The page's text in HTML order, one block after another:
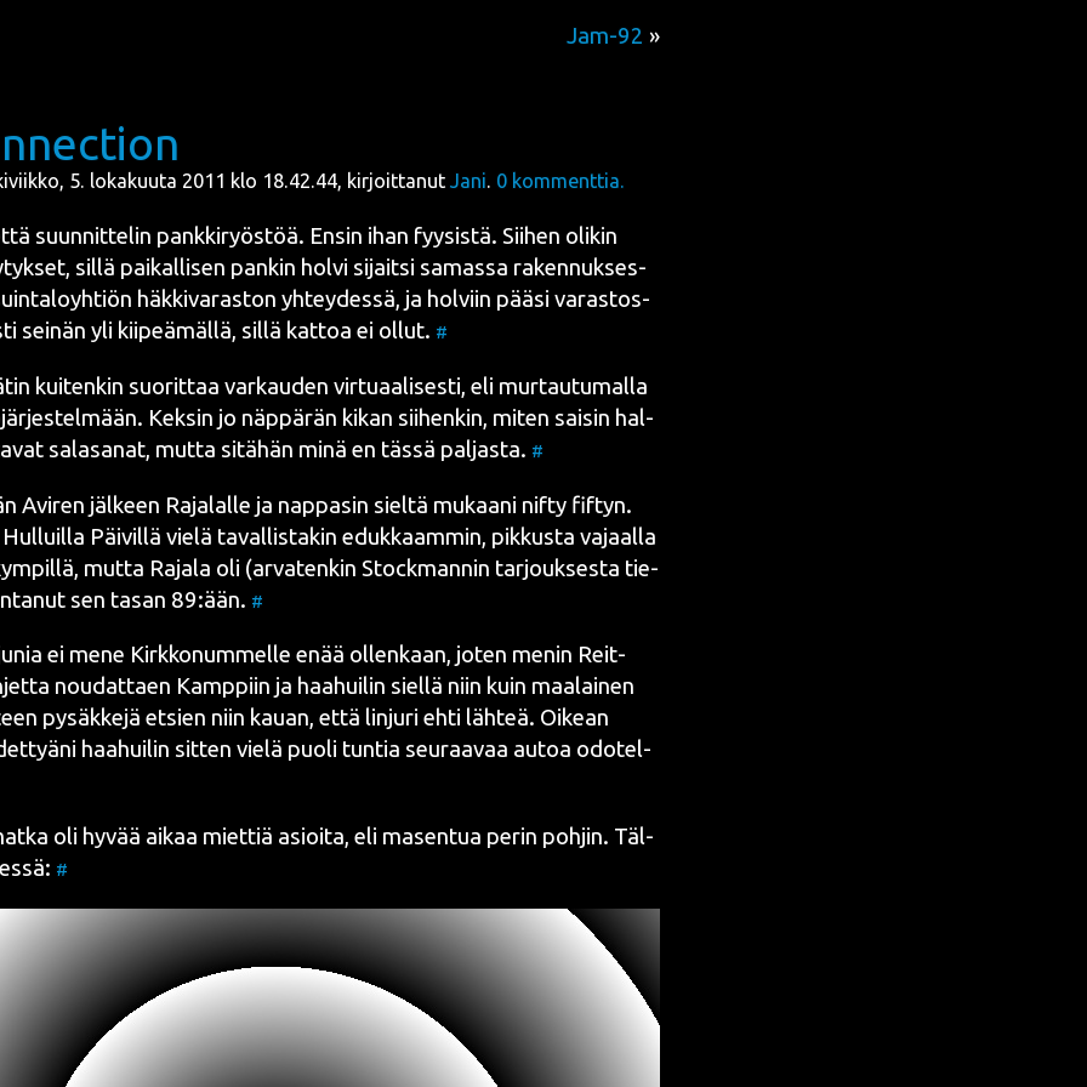
Jam-92 »
5. lokakuuta 2011 klo 18.42.44, kirjoittanut Jani. 0 kommenttia.
suun­nit­te­lin pank­ki­ryös­töä. Ensin ihan fyy­sis­tä. Sii­hen oli­kin
sil­lä pai­kal­li­sen pan­kin hol­vi sijait­si samas­sa raken­nuk­ses­
häk­ki­va­ras­ton yhtey­des­sä, ja hol­viin pää­si varas­tos­
sei­nän yli kii­peä­mäl­lä, sil­lä kat­toa ei ollut. #
kui­ten­kin suo­rit­taa var­kau­den vir­tu­aa­li­ses­ti, eli mur­tau­tu­mal­la
Kek­sin jo näp­pä­rän kikan sii­hen­kin, miten sai­sin hal­
sala­sa­nat, mut­ta sitä­hän minä en täs­sä pal­jas­ta. #
Avi­ren jäl­keen Raja­lal­le ja nap­pa­sin siel­tä mukaa­ni nif­ty fif­tyn.
Hul­luil­la Päi­vil­lä vie­lä taval­lis­ta­kin eduk­kaam­min, pik­kus­ta vajaal­la
mut­ta Raja­la oli (arva­ten­kin Stock­man­nin tar­jouk­ses­ta tie­
sen tasan 89:ään. #
ei mene Kirk­ko­num­mel­le enää ollen­kaan, joten menin Reit­
nou­dat­taen Kamp­piin ja haa­hui­lin siel­lä niin kuin maa­lai­nen
pysäk­ke­jä etsien niin kau­an, että lin­ju­ri ehti läh­teä. Oikean
haa­hui­lin sit­ten vie­lä puo­li tun­tia seu­raa­vaa autoa odo­tel­
oli hyvää aikaa miet­tiä asioi­ta, eli masen­tua perin poh­jin. Täl­
#